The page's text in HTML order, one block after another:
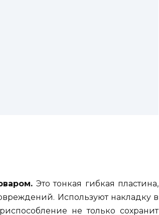
Это тонкая гибкая пластина,
Используют накладку в
не только сохранит